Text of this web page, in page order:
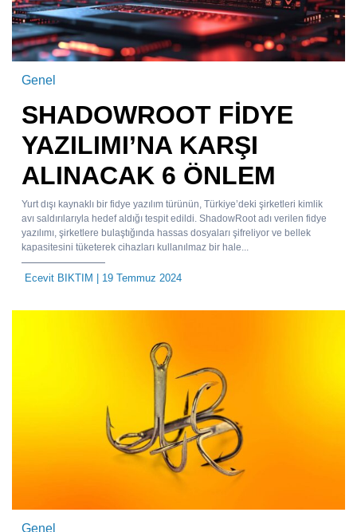
Genel
SHADOWROOT FİDYE
YAZILIMI’NA KARŞI
ALINACAK 6 ÖNLEM
Yurt dışı kaynaklı bir fidye yazılım türünün, Türkiye’deki şirketleri kimlik
avı saldırılarıyla hedef aldığı tespit edildi. ShadowRoot adı verilen fidye
yazılımı, şirketlere bulaştığında hassas dosyaları şifreliyor ve bellek
kapasitesini tüketerek cihazları kullanılmaz bir hale...
Ecevit BIKTIM | 19 Temmuz 2024
Genel